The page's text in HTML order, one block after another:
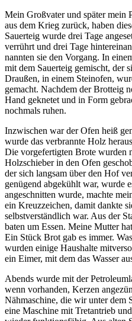
Mein Großvater und später mein
aus dem Krieg zurück, haben
Sauerteig wurde drei Tage
verrührt und drei Tage
nannten sie den Vorgang. In
mit dem Sauerteig gemischt, der
Draußen, in einem Steinofen,
gemacht. Nachdem der Brotteig
Hand geknetet und in Form
nochmals ruhen.
Inzwischen war der Ofen heiß
wurde das verbrannte Holz
Die vorgefertigten Brote wurden
Holzschieber in den Ofen
der sich langsam über den Hof
genügend abgekühlt war, wurde
angeschnitten wurde, machte
ein Kreuzzeichen, damit dankte
selbstverständlich war. Aus der
baten um Essen. Meine Mutter
Ein Stück Brot gab es immer.
wurden einige Haushalte
ein Eimer, mit dem das Wasser
Abends wurde mit der
wenn vorhanden, Kerzen
Nähmaschine, die wir unter dem
eine Maschine mit Tretantrieb